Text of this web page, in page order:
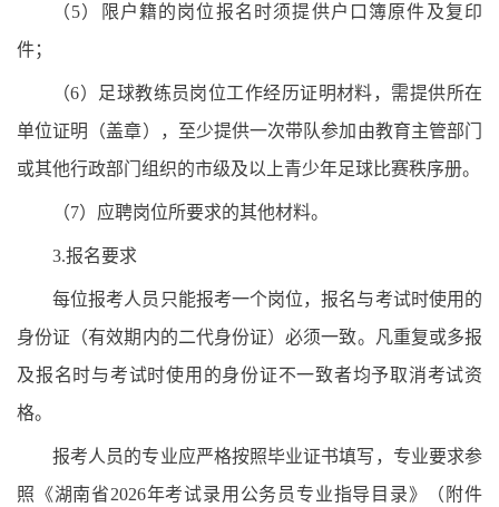
（5）限户籍的岗位报名时须提供户口簿原件及复印
件；
（6）足球教练员岗位工作经历证明材料，需提供所在
单位证明（盖章），至少提供一次带队参加由教育主管部门
或其他行政部门组织的市级及以上青少年足球比赛秩序册。
（7）应聘岗位所要求的其他材料。
3.报名要求
每位报考人员只能报考一个岗位，报名与考试时使用的
身份证（有效期内的二代身份证）必须一致。凡重复或多报
及报名时与考试时使用的身份证不一致者均予取消考试资
格。
报考人员的专业应严格按照毕业证书填写，专业要求参
照《湖南省2026年考试录用公务员专业指导目录》（附件